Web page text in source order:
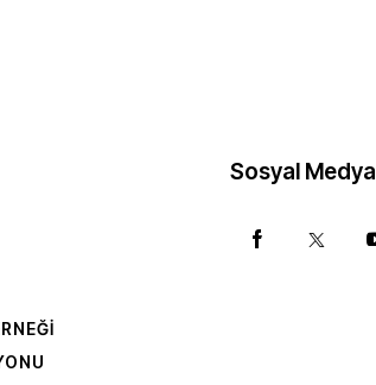
Sosyal Medya